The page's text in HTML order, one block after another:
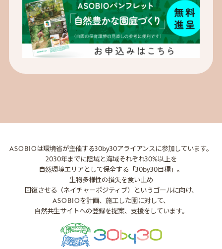
ASOBIOは環境省が主催する30by30アライアンスに参加しています。
2030年までに陸域と海域それぞれ30%以上を
自然環境エリアとして保全する「30by30目標」。
生物多様性の損失を食い止め
回復させる（ネイチャーポジティブ）というゴールに向け、
ASOBIOを計画、施工した園に対して、
自然共生サイトへの登録を提案、支援をしています。